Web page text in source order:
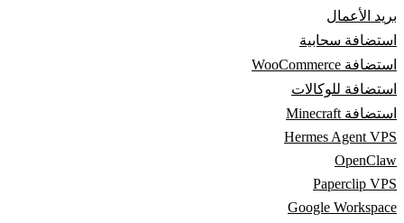
بريد الأعمال
استضافة سحابية
استضافة WooCommerce
استضافة للوكالات
استضافة Minecraft
Hermes Agent VPS
OpenClaw
Paperclip VPS
Google Workspace